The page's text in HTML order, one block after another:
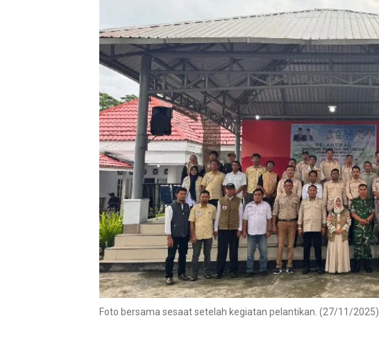
Foto bersama sesaat setelah kegiatan pelantikan. (27/11/2025).